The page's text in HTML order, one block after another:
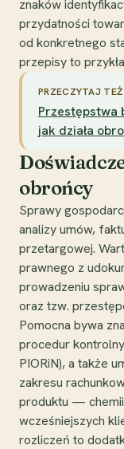
znaków
przydatności
od konkretnego
przepisy to
PRZECZYTAJ TEŻ
Przestępstwa
jak działa
obrońcy
Sprawy
analizy umów,
przetargowej.
prawnego z
prowadzeniu
oraz tzw.
Pomocna bywa
procedur
PIORiN), a także
zakresu
produktu — chemii
wcześniejszych
rozliczeń to